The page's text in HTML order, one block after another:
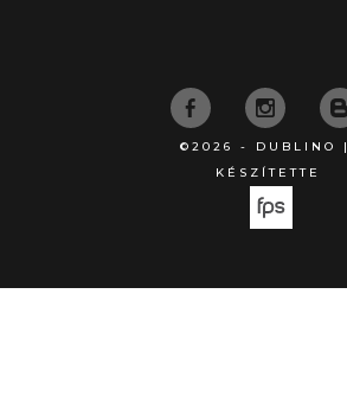
©2026 - DUBLINO |
KÉSZÍTETTE